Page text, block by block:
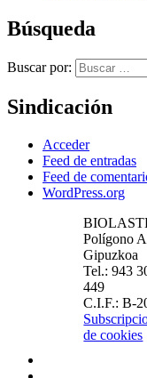
Búsqueda
Buscar por:
Sindicación
Acceder
Feed de entradas
Feed de
WordPress.org
Polígono
Gipuzkoa
Tel.: 943
449
C.I.F.: B-
de cookies